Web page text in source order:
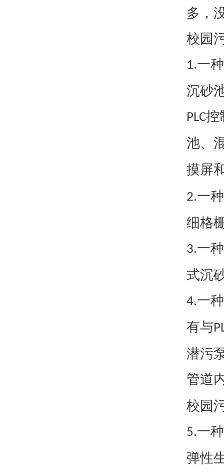
多，
校园
1.一
沉砂
PLC控
池、
摸屏
2.一
细格
3.一
式沉
4.一
有与
潜污
管道
校园
5.一
弹性